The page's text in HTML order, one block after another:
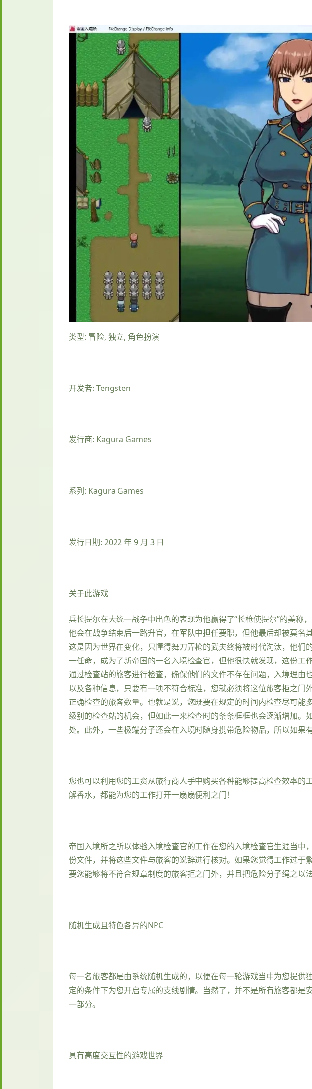
类型: 冒险, 独立, 角色扮演
开发者: Tengsten
发行商: Kagura Games
系列: Kagura Games
发行日期: 2022 年 9 月 3 日
关于此游戏
兵长提尔在大统一战争中出色的表现为他赢得了“长枪使提尔”的美
他会在战争结束后一路升官，在军队中担任要职，但他最后却被莫名
这是因为世界在变化，只懂得舞刀弄枪的武夫终将被时代淘汰，他
一任命，成为了新帝国的一名入境检查官，但他很快就发现，这份
通过检查站的旅客进行检查，确保他们的文件不存在问题，入境理
以及各种信息，只要有一项不符合标准，您就必须将这位旅客拒之
正确检查的旅客数量。也就是说，您既要在规定的时间内检查尽可
级别的检查站的机会，但如此一来检查时的条条框框也会逐渐增加
处。此外，一些极端分子还会在入境时随身携带危险物品，所以如果
您也可以利用您的工资从旅行商人手中购买各种能够提高检查效率
解香水，都能为您的工作打开一扇扇便利之门！
帝国入境所之所以体验入境检查官的工作在您的入境检查官生涯当
份文件，并将这些文件与旅客的说辞进行核对。如果您觉得工作过
要您能够将不符合规章制度的旅客拒之门外，并且把危险分子绳之以
随机生成且特色各异的NPC
每一名旅客都是由系统随机生成的，以便在每一轮游戏当中为您提
定的条件下为您开启专属的支线剧情。当然了，并不是所有旅客都
一部分。
具有高度交互性的游戏世界